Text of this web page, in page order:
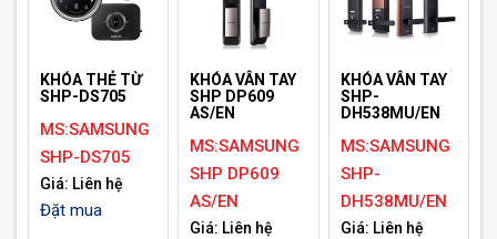
KHÓA THẺ TỪ
SHP-DS705
MS:SAMSUNG
SHP-DS705
Giá: Liên hệ
Đặt mua
KHÓA VÂN TAY
SHP DP609
AS/EN
MS:SAMSUNG
SHP DP609
AS/EN
Giá: Liên hệ
KHÓA VÂN TAY
SHP-
DH538MU/EN
MS:SAMSUNG
SHP-
DH538MU/EN
Giá: Liên hệ